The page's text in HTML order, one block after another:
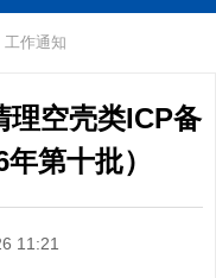
工作通知
理空壳类ICP备
第十批）
11:21